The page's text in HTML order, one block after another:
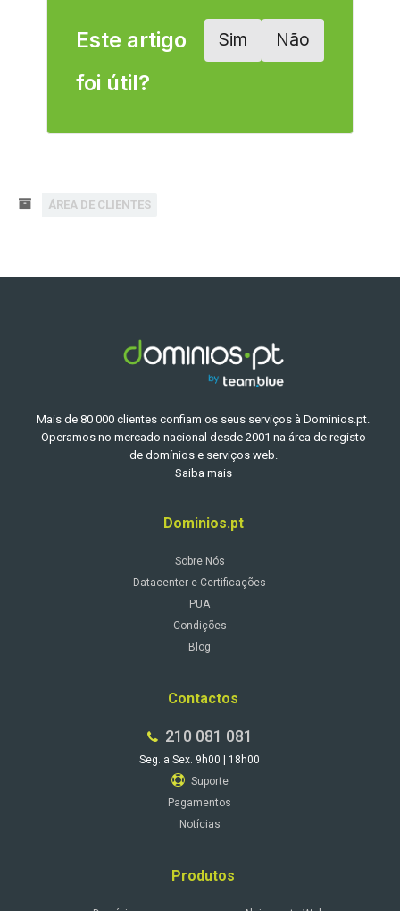
Este artigo
foi útil?
Sim Não
ÁREA DE CLIENTES
Mais de 80 000 clientes confiam os seus serviços à Dominios.pt.
Operamos no mercado nacional desde 2001 na área de registo
de domínios e serviços web.
Saiba mais
Dominios.pt
Sobre Nós
Datacenter e Certificações
PUA
Condições
Blog
Contactos
210 081 081
Seg. a Sex. 9h00 | 18h00
Suporte
Pagamentos
Notícias
Produtos